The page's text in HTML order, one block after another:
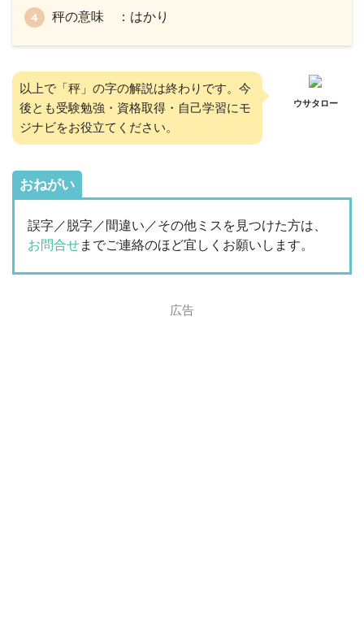
秤の意味 ：はかり
以上で「秤」の字の解説は終わりです。今
後とも受験勉強・資格取得・自己学習にモ
ジナビをお役立てください。
ウサタロー
おねがい
誤字／脱字／間違い／その他ミスを見つけた方は、
お問合せまでご連絡のほど宜しくお願いします。
広告